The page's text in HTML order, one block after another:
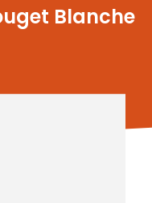
Blanche